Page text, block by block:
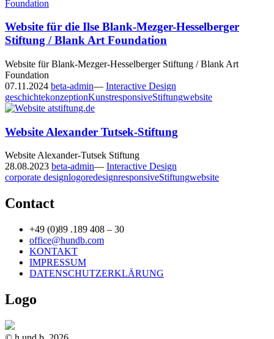
Website für die Ilse Blank-Mezger-Hesselberger
Stiftung / Blank Art Foundation
Website für Blank-Mezger-Hesselberger Stiftung / Blank Art
Foundation
07.11.2024 beta-admin— Interactive Design
geschichtekonzeptionKunstresponsiveStiftungwebsite
Website Alexander Tutsek-Stiftung
Website Alexander-Tutsek Stiftung
28.08.2023 beta-admin— Interactive Design
corporate designlogoredesignresponsiveStiftungwebsite
Contact
+49 (0)89 .189 408 – 30
office@hundb.com
KONTAKT
IMPRESSUM
DATENSCHUTZERKLÄRUNG
Logo